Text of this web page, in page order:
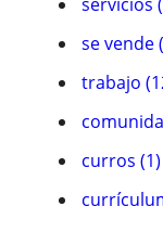
se vende
trabajo
curros (1)